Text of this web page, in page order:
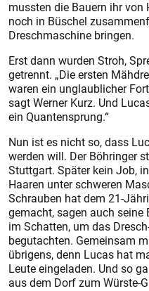
mussten die Bauern ihr von
noch in Büschel
Dreschmaschine bringen.
Erst dann wurden Stroh,
getrennt. „Die ersten
waren ein unglaublicher
sagt Werner Kurz. Und
ein Quantensprung.“
Nun ist es nicht so, dass
werden will. Der Böhringer
Stuttgart. Später kein Job,
Haaren unter schweren
Schrauben hat dem 21-
gemacht, sagen auch seine
im Schatten, um das
begutachten. Gemeinsam
übrigens, denn Lucas hat
Leute eingeladen. Und so
aus dem Dorf zum Würste-